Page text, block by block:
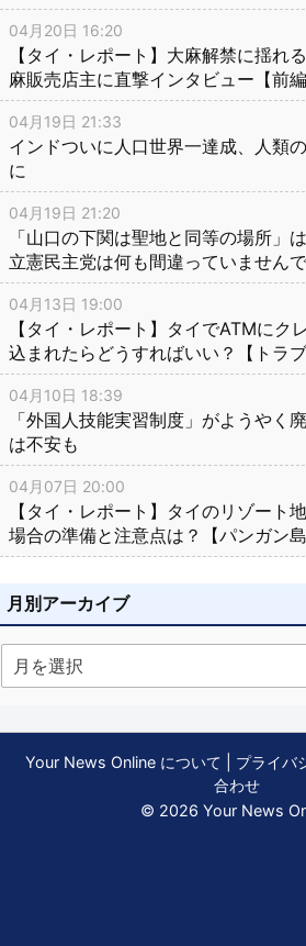
04月20日 16:20
【タイ・レポート】大麻解禁に揺れ
麻販売店主に直撃インタビュー【前編
04月19日 21:33
インドついに人口世界一達成、人類
に
04月19日 21:20
「山口の下関は聖地と同等の場所」
立憲民主党は何も間違っていません
04月13日 19:00
【タイ・レポート】タイでATMにク
込まれたらどうすればいい？【トラブ
04月10日 18:39
「外国人技能実習制度」がようやく
は不安も
04月07日 20:00
【タイ・レポート】タイのリゾート
場合の準備と注意点は？【パンガン島
月別アーカイブ
Your News Online について プライバ
合わせ
© 2026 Your News